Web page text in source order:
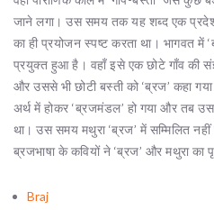
जाने लगा। उस समय तक यह शब्द एक
का ही प्रयोजन स्पष्ट करता था। भागवत में
प्रयुक्त हुआ है। वहाँ इसे एक छोटे गाँव की
और उससे भी छोटी बस्ती को ‘ब्रज’ कहा
अर्थ में होकर ‘ब्रजमंडल’ हो गया और तब
था। उस समय मथुरा ‘ब्रज’ में सम्मिलित
ब्रजभाषा के कवियों ने ‘ब्रज’ और मथुरा
Braj